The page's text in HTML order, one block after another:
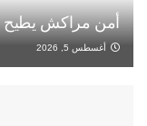
أمن مراكش يطيح
أغسطس 5, 2026